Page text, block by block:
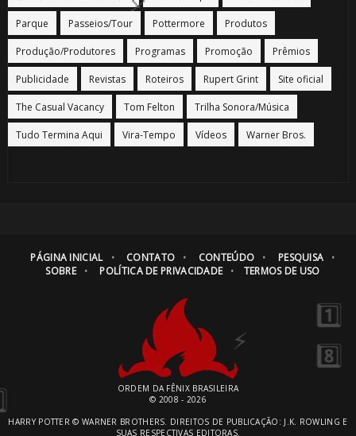
Parque Passeios/Tour Pottermore Produtos
Produção/Produtores Programas Promoção Prêmios
Publicidade Revistas Roteiros Rupert Grint Site oficial
The Casual Vacancy Tom Felton Trilha Sonora/Música
Tudo Termina Aqui Vira-Tempo Vídeos Warner Bros.
PÁGINA INICIAL CONTATO CONTEÚDO
PESQUISA
SOBRE
POLÍTICA DE PRIVACIDADE TERMOS DE USO
ORDEM DA FÊNIX BRASILEIRA
© 2008 - 2026
HARRY POTTER © WARNER BROTHERS. DIREITOS DE PUBLICAÇÃO: J.K. ROWLING E
SUAS RESPECTIVAS EDITORAS.
1️⃣ 8️⃣
🎈
1️⃣ 8️⃣